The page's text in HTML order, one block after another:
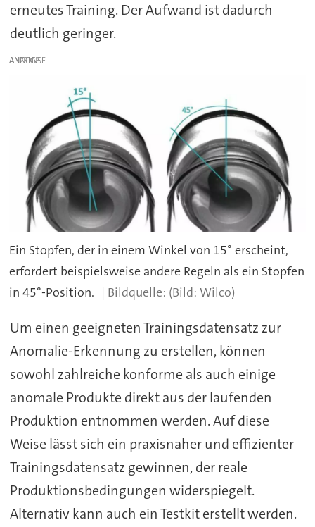
erneutes Training. Der Aufwand ist dadurch
deutlich geringer.
ANZEIGE
Ein Stopfen, der in einem Winkel von 15° erscheint,
erfordert beispielsweise andere Regeln als ein Stopfen
in 45°-Position.
(Bild: Wilco)
Um einen geeigneten Trainingsdatensatz zur
Anomalie-Erkennung zu erstellen, können
sowohl zahlreiche konforme als auch einige
anomale Produkte direkt aus der laufenden
Produktion entnommen werden. Auf diese
Weise lässt sich ein praxisnaher und effizienter
Trainingsdatensatz gewinnen, der reale
Produktionsbedingungen widerspiegelt.
Alternativ kann auch ein Testkit erstellt werden.